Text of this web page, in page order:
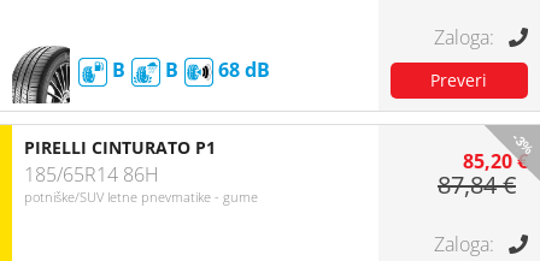
B B 68
-3%
PIRELLI CINTURATO P1
185/65R14 86H
potniške/SUV letne pnevmatike - gume
85,20 €
87,84 €